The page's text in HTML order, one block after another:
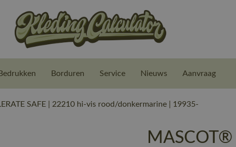
Bedrukken Borduren Service Nieuws Aanvraag
SAFE | 22210 hi-vis rood/donkermarine | 19935-